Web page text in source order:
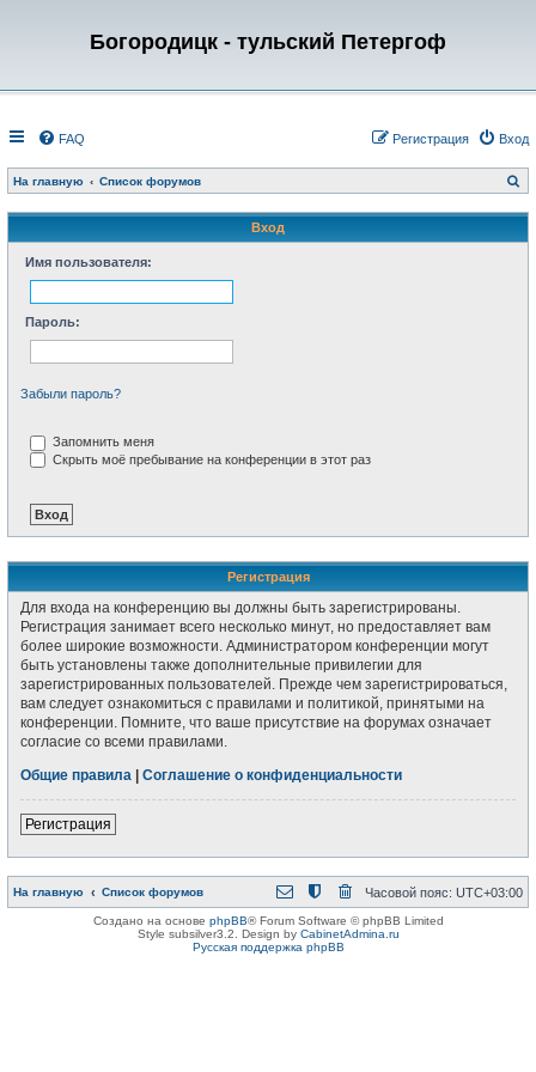
Богородицк - тульский Петергоф
FAQ Вход
Регистрация
На главную Список форумов
о
с
Вход
Имя пользователя:
Пароль:
Забыли пароль?
Запомнить меня
Скрыть моё пребывание на конференции в этот раз
Регистрация
Для входа на конференцию вы должны быть зарегистрированы.
Регистрация занимает всего несколько минут, но предоставляет вам
более широкие возможности. Администратором конференции могут
быть установлены также дополнительные привилегии для
зарегистрированных пользователей. Прежде чем зарегистрироваться,
вам следует ознакомиться с правилами и политикой, принятыми на
конференции. Помните, что ваше присутствие на форумах означает
согласие со всеми правилами.
Общие правила
Соглашение о конфиденциальности
Регистрация
На главную Список форумов Часовой пояс: UTC+03:00
Создано на основе phpBB® Forum Software © phpBB Limited
Style subsilver3.2. Design by CabinetAdmina.ru
Русская поддержка phpBB